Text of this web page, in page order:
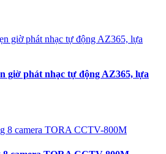
giờ phát nhạc tự động AZ365, lựa